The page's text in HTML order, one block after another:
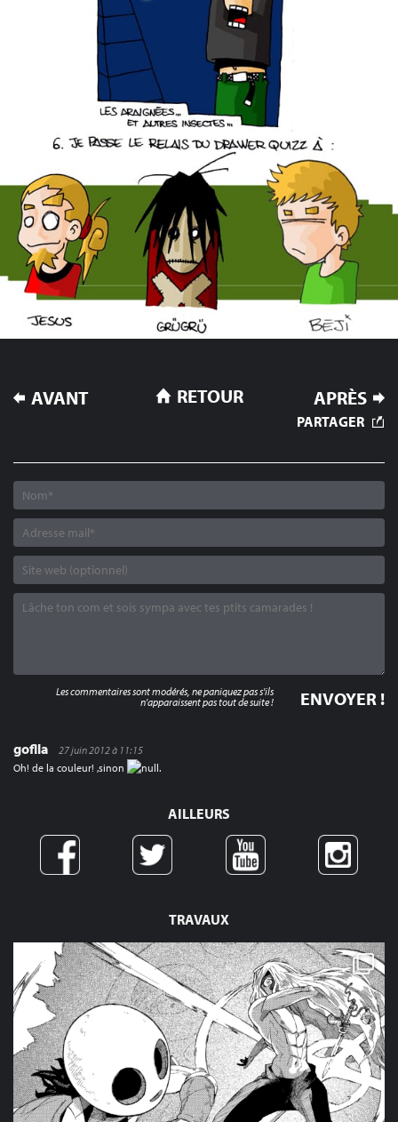
TRAVAUX
NAVIGATION
DE
AVANT APRÈS
RETOUR
PARTAGER
goflla
27 juin 2012 à 11:15
Oh! de la couleur! ,sinon
.
Les commentaires sont modérés, ne paniquez pas s'ils
n'apparaissent pas tout de suite !
AILLEURS